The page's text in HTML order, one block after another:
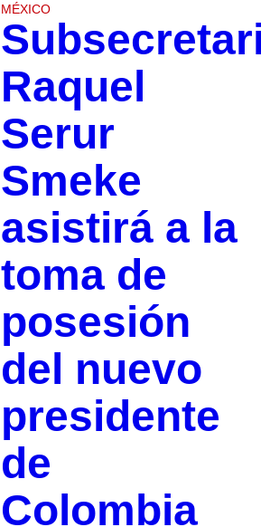
MÉXICO
Raquel
Serur
Smeke
asistirá a la
toma de
posesión
del nuevo
presidente
de
Colombia